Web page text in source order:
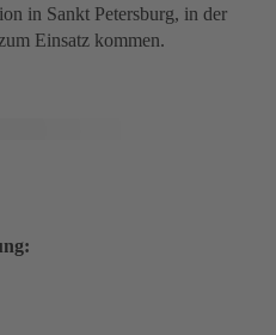
in Sankt Petersburg, in der
Einsatz kommen.